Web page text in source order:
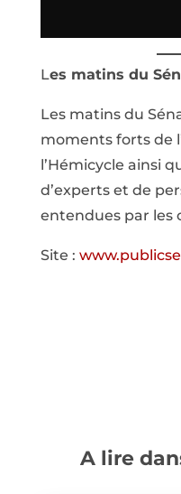
Les matins du
Les matins du
moments forts de
l’Hémicycle ainsi
d’experts et de
entendues par les
Site :
A lire